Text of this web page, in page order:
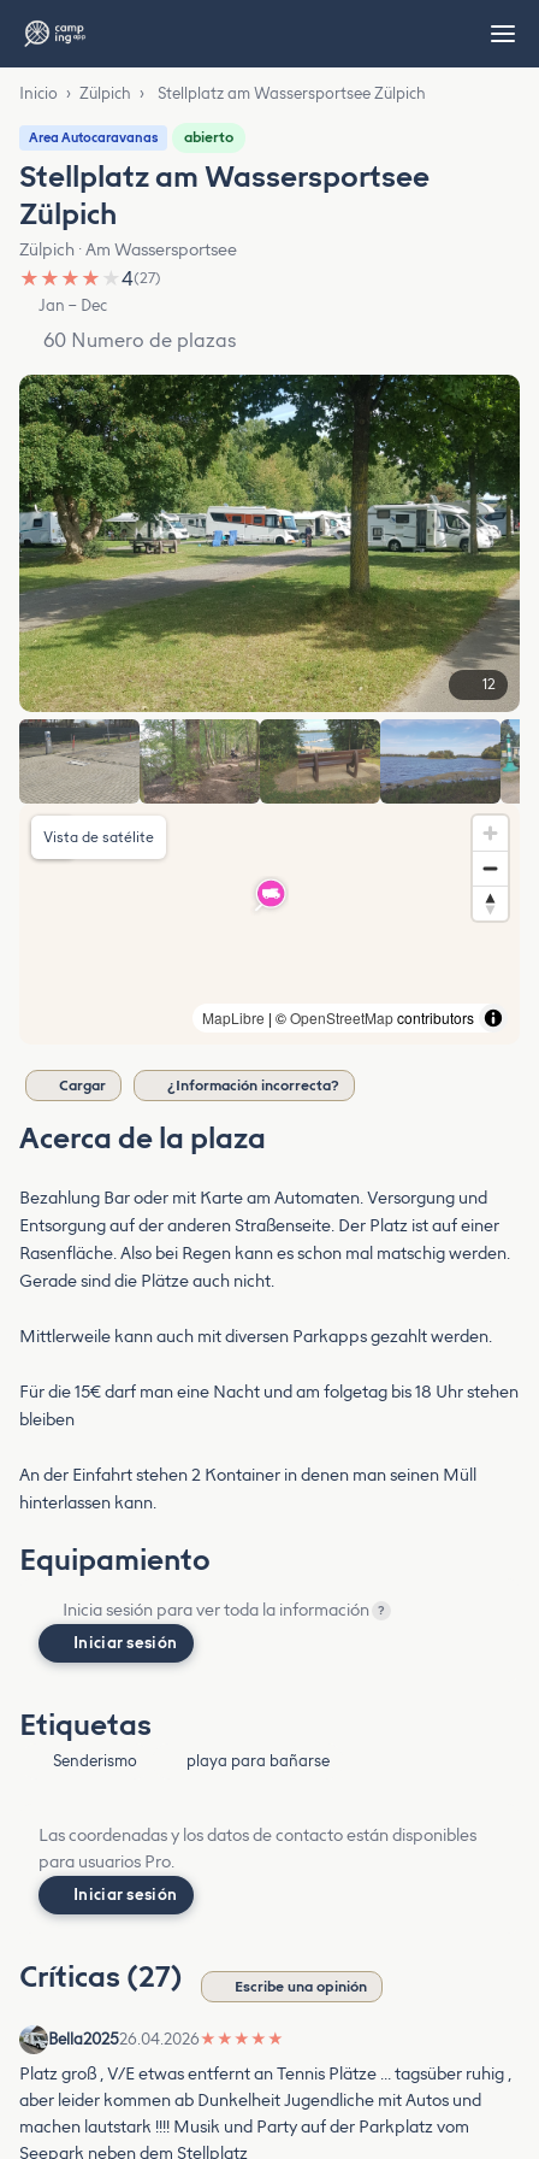
Inicio › Zülpich › Stellplatz am Wassersportsee Zülpich
Area Autocaravanas abierto
Stellplatz am Wassersportsee
Zülpich
Zülpich · Am Wassersportsee
★ ★ ★ ★ ★4(27)
Jan – Dec
60 Numero de plazas
12
MapLibre | ©OpenStreetMapcontributors
Vista de satélite
Cargar ¿Información incorrecta?
Acerca de la plaza
Bezahlung Bar oder mit Karte am Automaten. Versorgung und
Entsorgung auf der anderen Straßenseite. Der Platz ist auf einer
Rasenfläche. Also bei Regen kann es schon mal matschig werden.
Gerade sind die Plätze auch nicht.
Mittlerweile kann auch mit diversen Parkapps gezahlt werden.
Für die 15€ darf man eine Nacht und am folgetag bis 18 Uhr stehen
bleiben
An der Einfahrt stehen 2 Kontainer in denen man seinen Müll
hinterlassen kann.
Equipamiento
Inicia sesión para ver toda la información ?
Iniciar sesión
Etiquetas
Senderismo playa para bañarse
Las coordenadas y los datos de contacto están disponibles
para usuarios Pro.
Iniciar sesión
Críticas (27) Escribe una opinión
Bella202526.04.2026★ ★ ★ ★ ★
Platz groß , V/E etwas entfernt an Tennis Plätze … tagsüber ruhig ,
aber leider kommen ab Dunkelheit Jugendliche mit Autos und
machen lautstark !!!! Musik und Party auf der Parkplatz vom
Seepark neben dem Stellplatz